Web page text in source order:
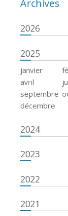
Archives
2026
2025
janvier
avril
septembre
décembre
2024
2023
2022
2021